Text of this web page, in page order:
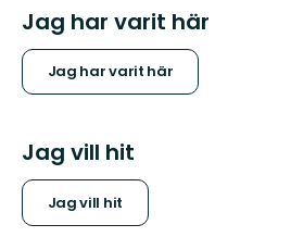
Jag har varit här
Jag har varit här
Jag vill hit
Jag vill hit